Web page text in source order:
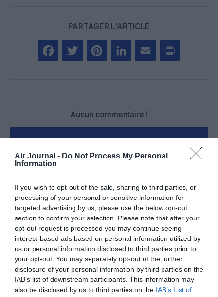
Air Journal - Do Not Process My Personal
Information
If you wish to opt-out of the sale, sharing to third parties, or
processing of your personal or sensitive information for
targeted advertising by us, please use the below opt-out
section to confirm your selection. Please note that after your
opt-out request is processed you may continue seeing
interest-based ads based on personal information utilized by
us or personal information disclosed to third parties prior to
your opt-out. You may separately opt-out of the further
disclosure of your personal information by third parties on the
IAB’s list of downstream participants. This information may
also be disclosed by us to third parties on the IAB’s List of
PARTAGER L'ARTICLE
Aucun commentaire !
FAIRE UN DON
Appel aux lecteurs !
Soutenez Air Journal participezà son
développement !
NOUS SOUTENIR